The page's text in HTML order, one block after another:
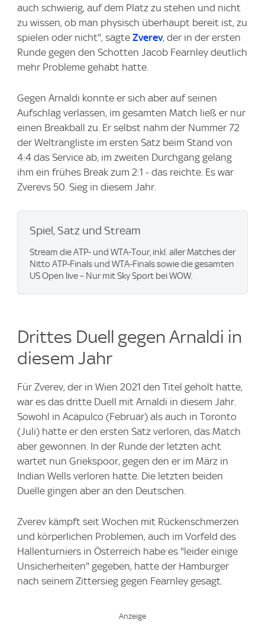
auch schwierig, auf dem Platz zu stehen und nicht
zu wissen, ob man physisch überhaupt bereit ist, zu
spielen oder nicht", sagte Zverev, der in der ersten
Runde gegen den Schotten Jacob Fearnley deutlich
mehr Probleme gehabt hatte.
Gegen Arnaldi konnte er sich aber auf seinen
Aufschlag verlassen, im gesamten Match ließ er nur
einen Breakball zu. Er selbst nahm der Nummer 72
der Weltrangliste im ersten Satz beim Stand von
4:4 das Service ab, im zweiten Durchgang gelang
ihm ein frühes Break zum 2:1 - das reichte. Es war
Zverevs 50. Sieg in diesem Jahr.
Spiel, Satz und Stream
Stream die ATP- und WTA-Tour, inkl. aller Matches der
Nitto ATP-Finals und WTA-Finals sowie die gesamten
US Open live – Nur mit Sky Sport bei WOW.
Drittes Duell gegen Arnaldi in
diesem Jahr
Für Zverev, der in Wien 2021 den Titel geholt hatte,
war es das dritte Duell mit Arnaldi in diesem Jahr.
Sowohl in Acapulco (Februar) als auch in Toronto
(Juli) hatte er den ersten Satz verloren, das Match
aber gewonnen. In der Runde der letzten acht
wartet nun Griekspoor, gegen den er im März in
Indian Wells verloren hatte. Die letzten beiden
Duelle gingen aber an den Deutschen.
Zverev kämpft seit Wochen mit Rückenschmerzen
und körperlichen Problemen, auch im Vorfeld des
Hallenturniers in Österreich habe es "leider einige
Unsicherheiten" gegeben, hatte der Hamburger
nach seinem Zittersieg gegen Fearnley gesagt.